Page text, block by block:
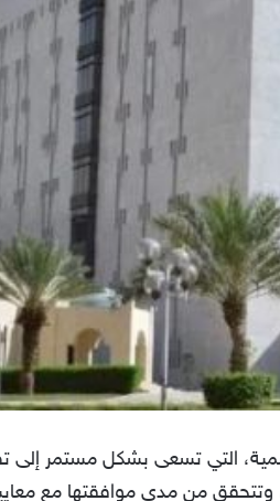
التي تسعى بشكل مستمر إلى
من مدى موافقتها مع